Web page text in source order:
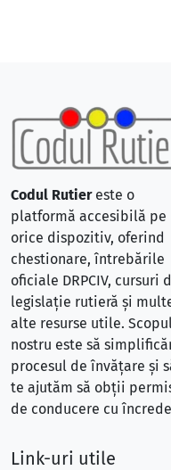
Codul Rutiereste o
platformă accesibilă pe
orice dispozitiv, oferind
chestionare, întrebările
oficiale DRPCIV, cursuri
legislație rutieră și
alte resurse utile.
nostru este să
procesul de învățare și
te ajutăm să obții
de conducere cu
Link-uri utile